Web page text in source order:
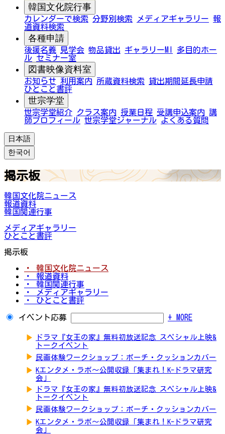
韓国文化院行事
カレンダーで検索 分野別検索 メディアギャラリー 報
道資料検索
各種申請
後援名義 見学会 物品貸出 ギャラリーMI
多目的ホー
ル セミナー室
図書映像資料室
お知らせ 利用案内 所蔵資料検索
貸出期間延長申請
ひとこと書評
世宗学堂
世宗学堂紹介 クラス案内 授業日程 受講申込案内 講
師プロフィール 世宗学堂ジャーナル よくある質問
日本語
한국어
掲示板
韓国文化院ニュース
報道資料
韓国関連行事
メディアギャラリー
ひとこと書評
掲示板
・ 韓国文化院ニュース
・ 報道資料
・ 韓国関連行事
・ メディアギャラリー
・ ひとこと書評
イベント応募 + MORE
▶
ドラマ『女王の家』無料初放送記念 スペシャル上映&
トークイベント
▶ 民画体験ワークショップ：ポーチ・クッションカバー
▶ Kエンタメ・ラボ～公開収録「集まれ！K-ドラマ研究
会」
▶
ドラマ『女王の家』無料初放送記念 スペシャル上映&
トークイベント
▶ 民画体験ワークショップ：ポーチ・クッションカバー
▶ Kエンタメ・ラボ～公開収録「集まれ！K-ドラマ研究
会」